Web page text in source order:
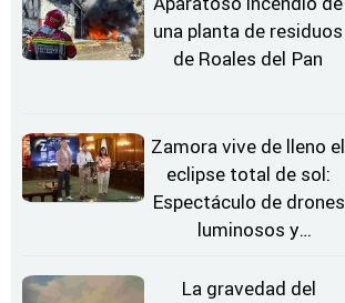
una planta de residuos
de Roales del Pan
Zamora vive de lleno el
eclipse total de sol:
Espectáculo de drones
luminosos y
Estrellas
La gravedad del